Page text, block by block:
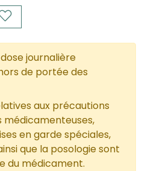
journalière
de portée des
aux précautions
médicamenteuses,
en garde spéciales,
que la posologie sont
du médicament.